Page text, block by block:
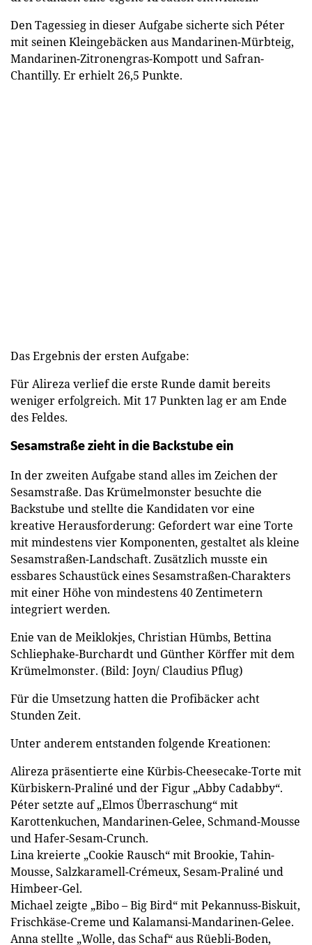
Den Tagessieg in dieser Aufgabe sicherte sich Péter
mit seinen Kleingebäcken aus Mandarinen-Mürbteig,
Mandarinen-Zitronengras-Kompott und Safran-
Chantilly. Er erhielt 26,5 Punkte.
Das Ergebnis der ersten Aufgabe:
Für Alireza verlief die erste Runde damit bereits
weniger erfolgreich. Mit 17 Punkten lag er am Ende
des Feldes.
Sesamstraße zieht in die Backstube ein
In der zweiten Aufgabe stand alles im Zeichen der
Sesamstraße. Das Krümelmonster besuchte die
Backstube und stellte die Kandidaten vor eine
kreative Herausforderung: Gefordert war eine Torte
mit mindestens vier Komponenten, gestaltet als kleine
Sesamstraßen-Landschaft. Zusätzlich musste ein
essbares Schaustück eines Sesamstraßen-Charakters
mit einer Höhe von mindestens 40 Zentimetern
integriert werden.
Enie van de Meiklokjes, Christian Hümbs, Bettina
Schliephake-Burchardt und Günther Körffer mit dem
Krümelmonster. (Bild: Joyn/ Claudius Pflug)
Für die Umsetzung hatten die Profibäcker acht
Stunden Zeit.
Unter anderem entstanden folgende Kreationen:
Alireza präsentierte eine Kürbis-Cheesecake-Torte mit
Kürbiskern-Praliné und der Figur „Abby Cadabby“.
Péter setzte auf „Elmos Überraschung“ mit
Karottenkuchen, Mandarinen-Gelee, Schmand-Mousse
und Hafer-Sesam-Crunch.
Lina kreierte „Cookie Rausch“ mit Brookie, Tahin-
Mousse, Salzkaramell-Crémeux, Sesam-Praliné und
Himbeer-Gel.
Michael zeigte „Bibo – Big Bird“ mit Pekannuss-Biskuit,
Frischkäse-Creme und Kalamansi-Mandarinen-Gelee.
Anna stellte „Wolle, das Schaf“ aus Rüebli-Boden,